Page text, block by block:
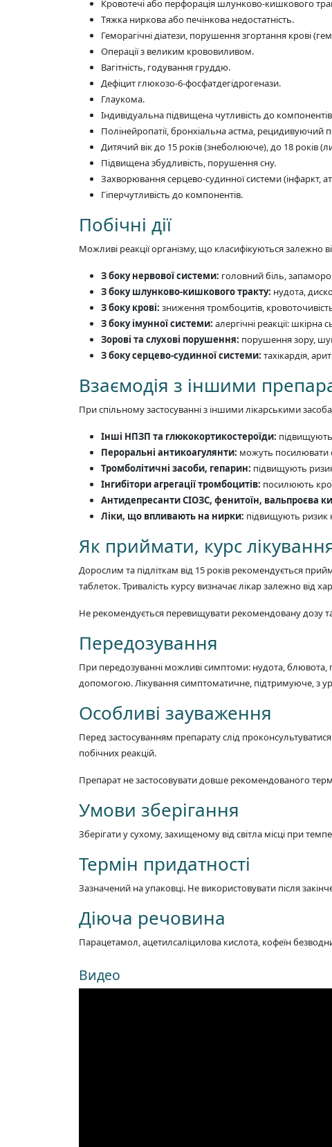
Кровотечі або перфорація шлунково-кишкового
Тяжка ниркова або печінкова недостатність.
Геморагічні діатези, порушення згортання крові
Операції з великим крововиливом.
Вагітність, годування груддю.
Дефіцит глюкозо-6-фосфатдегідрогенази.
Глаукома.
Індивідуальна підвищена чутливість до
Полінейропатії, бронхіальна астма, рецидивуючий
Дитячий вік до 15 років (знеболююче), до 18 років
Підвищена збудливість, порушення сну.
Захворювання серцево-судинної системи (інфаркт,
Гіперчутливість до компонентів.
Побічні дії
Можливі реакції організму, що класифікуються залежно
З боку нервової системи: головний біль,
З боку шлунково-кишкового тракту: нудота,
З боку крові: зниження тромбоцитів,
З боку імунної системи: алергічні реакції:
Зорові та слухові порушення: порушення зору,
З боку серцево-судинної системи: тахікардія,
Взаємодія з іншими
При спільному застосуванні з іншими лікарськими
Інші НПЗП та глюкокортикостероїди:
Пероральні антикоагулянти: можуть посилювати
Тромболітичні засоби, гепарин: підвищують
Інгибітори агрегації тромбоцитів: посилюють
Антидепресанти СІОЗС, фенитоїн, вальпроєва
Ліки, що впливають на нирки: підвищують ризик
Як приймати, курс
Дорослим та підліткам від 15 років рекомендується
таблеток. Тривалість курсу визначає лікар залежно від
Не рекомендується перевищувати рекомендовану дозу та
Передозування
При передозуванні можливі симптоми: нудота,
допомогою. Лікування симптоматичне, підтримуюче, з
Особливі зауваження
Перед застосуванням препарату слід
побічних реакцій.
Препарат не застосовувати довше рекомендованого
Умови зберігання
Зберігати у сухому, захищеному від світла місці при
Термін придатності
Зазначений на упаковці. Не використовувати після
Діюча речовина
Парацетамол, ацетилсаліцилова кислота, кофеїн
Видео